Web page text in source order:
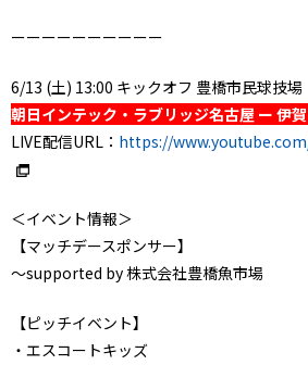
ーーーーーーーーーー
6/13 (土) 13:00 キックオフ 豊橋市民球技場
朝日インテック・ラブリッジ名古屋 ー 伊
LIVE配信URL： https://
＜イベント情報＞
【マッチデースポンサー】
～supported by 株式会社豊橋魚市場
【ピッチイベント】
・エスコートキッズ